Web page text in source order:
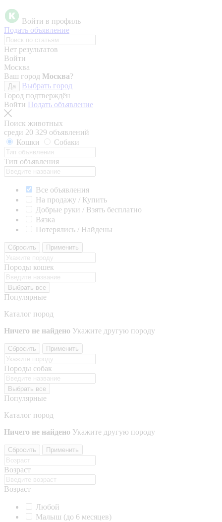
Войти в профиль
Подать объявление
Нет результатов
Войти
Москва
Ваш город Москва?
Да
Выбрать город
Город подтверждён
Войти Подать объявление
Поиск животных
среди 20 329 объявлений
Кошки
Собаки
Тип объявления
Все объявления
На продажу / Купить
Добрые руки / Взять бесплатно
Вязка
Потерялись / Найдены
Сбросить Применить
Породы кошек
Выбрать все
Популярные
Каталог пород
Ничего не найдено Укажите другую породу
Сбросить Применить
Породы собак
Выбрать все
Популярные
Каталог пород
Ничего не найдено Укажите другую породу
Сбросить Применить
Возраст
Возраст
Любой
Малыш (до 6 месяцев)